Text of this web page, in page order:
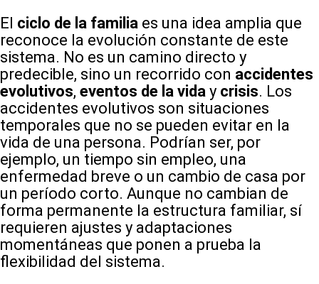
El ciclo de la familia es una idea amplia que
reconoce la evolución constante de este
sistema. No es un camino directo y
predecible, sino un recorrido con accidentes
evolutivos, eventos de la vida y crisis. Los
accidentes evolutivos son situaciones
temporales que no se pueden evitar en la
vida de una persona. Podrían ser, por
ejemplo, un tiempo sin empleo, una
enfermedad breve o un cambio de casa por
un período corto. Aunque no cambian de
forma permanente la estructura familiar, sí
requieren ajustes y adaptaciones
momentáneas que ponen a prueba la
flexibilidad del sistema.